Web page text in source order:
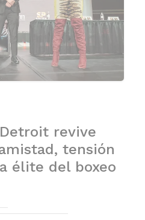
revive
tensión
élite del boxeo